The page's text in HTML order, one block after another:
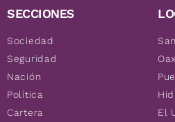
SECCIONES
Sociedad
Seguridad
Nación
Política
Cartera
El